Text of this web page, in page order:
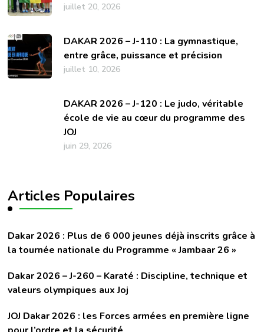
juillet 20, 2026
DAKAR 2026 – J-110 : La gymnastique,
entre grâce, puissance et précision
juillet 10, 2026
DAKAR 2026 – J-120 : Le judo, véritable
école de vie au cœur du programme des
JOJ
juin 29, 2026
Articles Populaires
Dakar 2026 : Plus de 6 000 jeunes déjà inscrits grâce à
la tournée nationale du Programme « Jambaar 26 »
Dakar 2026 – J-260 – Karaté : Discipline, technique et
valeurs olympiques aux Joj
JOJ Dakar 2026 : les Forces armées en première ligne